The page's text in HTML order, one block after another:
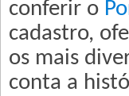
conferir o
cadastro,
os mais
conta a